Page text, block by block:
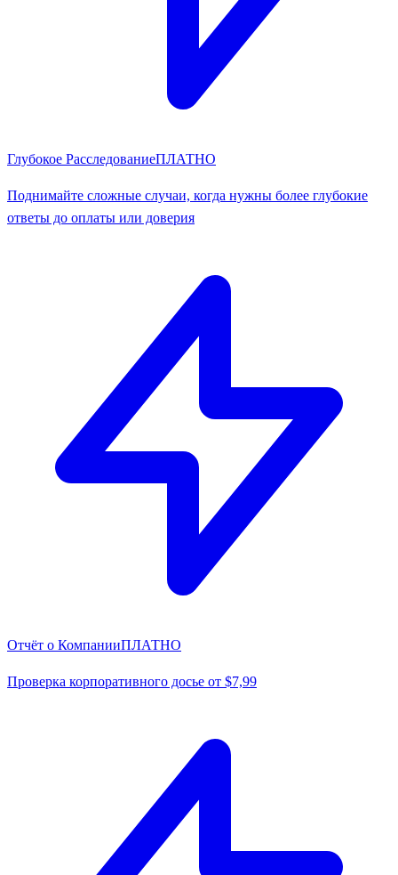
Глубокое РасследованиеПЛАТНО
Поднимайте сложные случаи, когда нужны более глубокие
ответы до оплаты или доверия
Отчёт о КомпанииПЛАТНО
Проверка корпоративного досье от $7,99